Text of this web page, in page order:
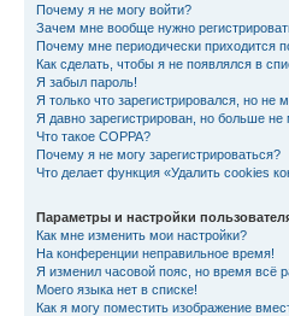
Почему я не могу войти?
Зачем мне вообще нужно
Почему мне периодически приходится
Как сделать, чтобы я не появлялся в
Я забыл пароль!
Я только что зарегистрировался, но не
Я давно зарегистрирован, но больше не
Что такое COPPA?
Почему я не могу зарегистрироваться?
Что делает функция «Удалить cookies
Параметры и настройки
Как мне изменить мои настройки?
На конференции неправильное время!
Я изменил часовой пояс, но время всё
Моего языка нет в списке!
Как я могу поместить изображение